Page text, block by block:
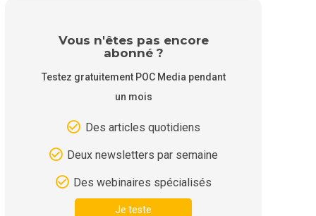
Vous n'êtes pas encore
abonné ?
Testez gratuitement POC Media pendant
un mois
Des articles quotidiens
Deux newsletters par semaine
Des webinaires spécialisés
Je teste